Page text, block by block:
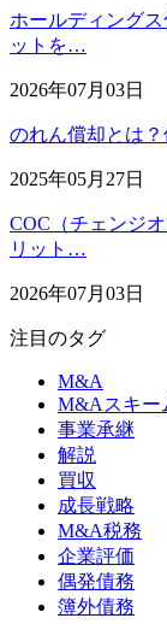
ホールディング
ットを…
2026年07月03日
のれん償却とは
2025年05月27日
COC（チェンジ
リット…
2026年07月03日
注目のタグ
M&A
M&Aスキー
事業承継
解説
買収
成長戦略
M&A税務
企業評価
偶発債務
簿外債務